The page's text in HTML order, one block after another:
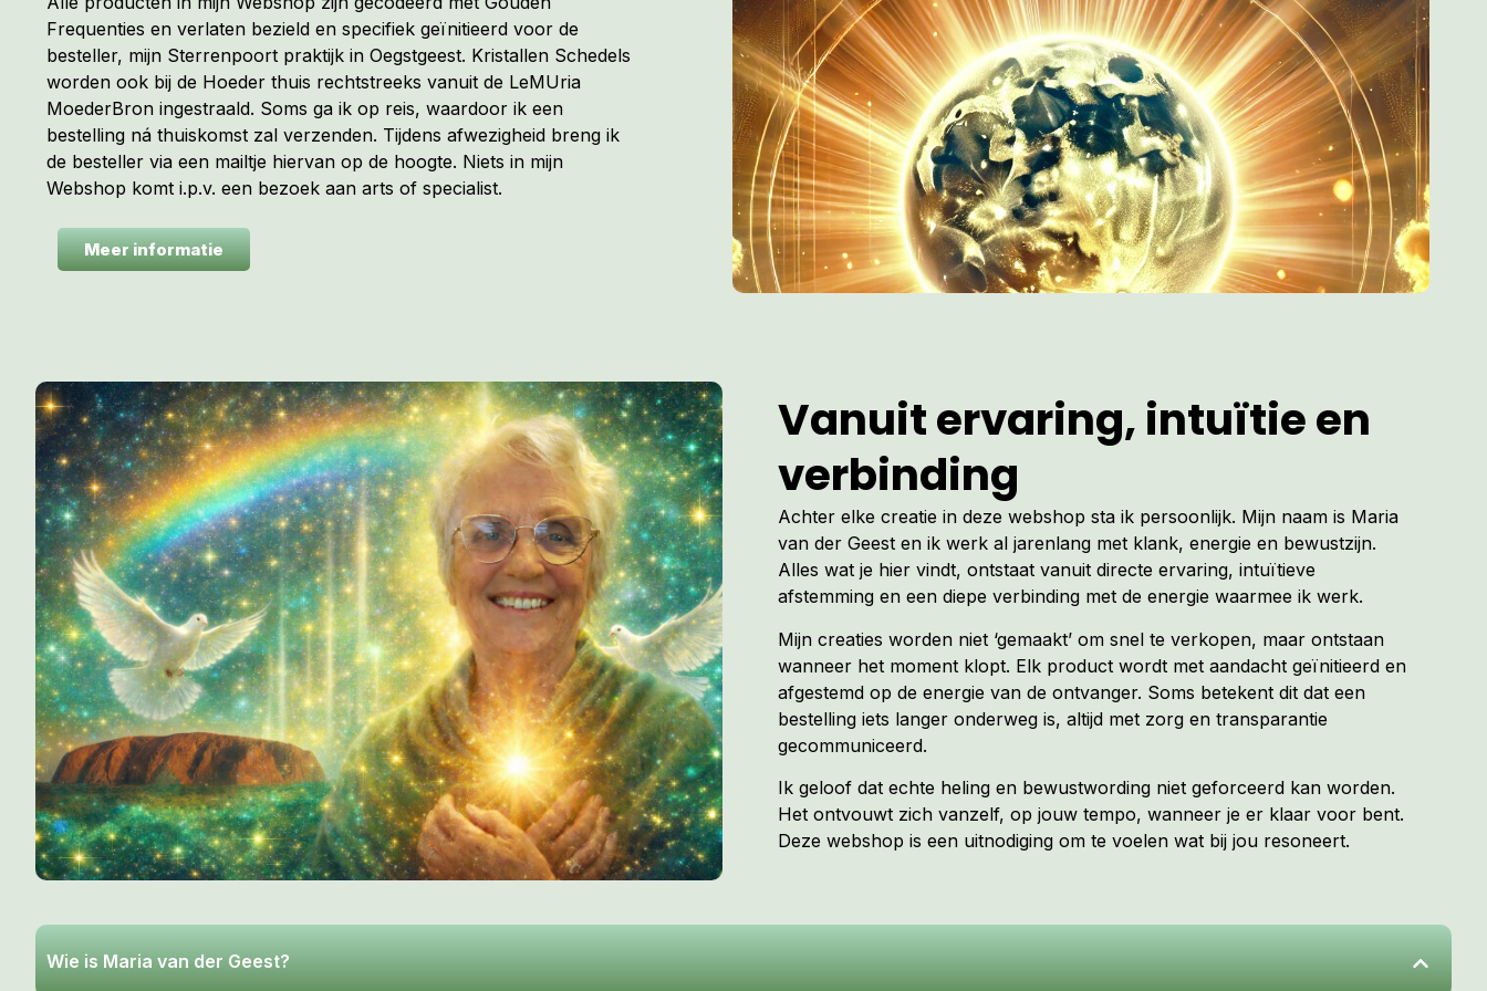
Frequenties en verlaten bezield en specifiek geïnitieerd voor de
besteller, mijn Sterrenpoort praktijk in Oegstgeest. Kristallen Schedels
worden ook bij de Hoeder thuis rechtstreeks vanuit de LeMUria
MoederBron ingestraald. Soms ga ik op reis, waardoor ik een
bestelling ná thuiskomst zal verzenden. Tijdens afwezigheid breng ik
de besteller via een mailtje hiervan op de hoogte. Niets in mijn
Webshop komt i.p.v. een bezoek aan arts of specialist.
Meer informatie
Vanuit ervaring, intuïtie en
verbinding
Achter elke creatie in deze webshop sta ik persoonlijk. Mijn naam is Maria
van der Geest en ik werk al jarenlang met klank, energie en bewustzijn.
Alles wat je hier vindt, ontstaat vanuit directe ervaring, intuïtieve
afstemming en een diepe verbinding met de energie waarmee ik werk.
Mijn creaties worden niet ‘gemaakt’ om snel te verkopen, maar ontstaan
wanneer het moment klopt. Elk product wordt met aandacht geïnitieerd en
afgestemd op de energie van de ontvanger. Soms betekent dit dat een
bestelling iets langer onderweg is, altijd met zorg en transparantie
gecommuniceerd.
Ik geloof dat echte heling en bewustwording niet geforceerd kan worden.
Het ontvouwt zich vanzelf, op jouw tempo, wanneer je er klaar voor bent.
Deze webshop is een uitnodiging om te voelen wat bij jou resoneert.
Wie is Maria van der Geest?